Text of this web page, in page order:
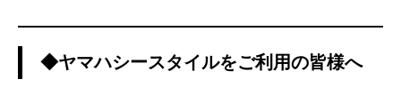
◆ヤマハシースタイルをご利用の皆様へ